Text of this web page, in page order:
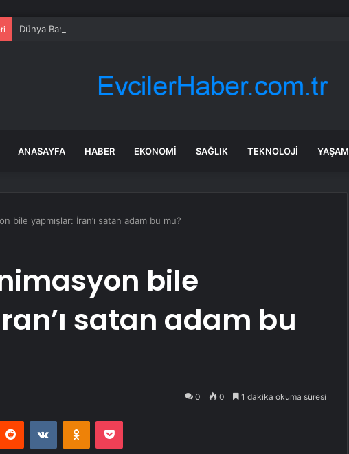
Dünya Bankası’ndan küresel ekonomik kriz uyarısı
ANASAYFA HABER EKONOMI SAĞLIK TEKNOLOJI YAŞAM
bile yapmışlar: İran’ı satan adam bu mu?
bile
satan adam bu
0 0 1 dakika okuma süresi
Reddit VKontakteOdnoklassniki
Pocket